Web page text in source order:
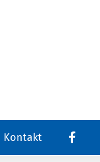
Kontakt